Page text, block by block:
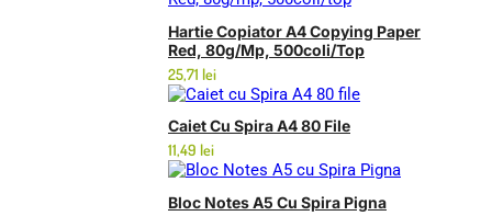
Hartie Copiator A4 Copying Paper
Red, 80g/mp, 500coli/top
25,71 lei
Caiet Cu Spira A4 80 File
11,49 lei
Bloc Notes A5 Cu Spira Pigna